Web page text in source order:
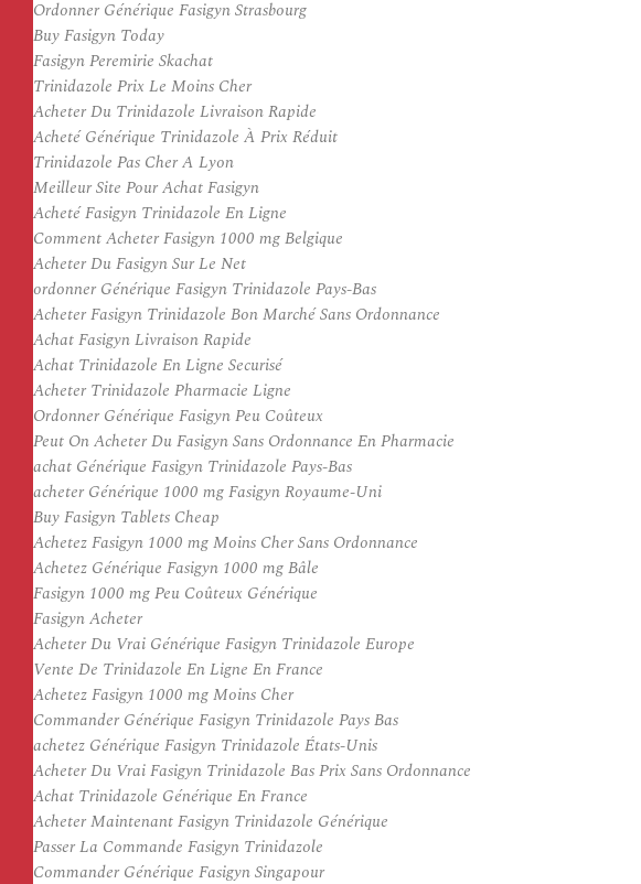
Ordonner Générique Fasigyn Strasbourg
Buy Fasigyn Today
Fasigyn Peremirie Skachat
Trinidazole Prix Le Moins Cher
Acheter Du Trinidazole Livraison Rapide
Acheté Générique Trinidazole À Prix Réduit
Trinidazole Pas Cher A Lyon
Meilleur Site Pour Achat Fasigyn
Acheté Fasigyn Trinidazole En Ligne
Comment Acheter Fasigyn 1000 mg Belgique
Acheter Du Fasigyn Sur Le Net
ordonner Générique Fasigyn Trinidazole Pays-Bas
Acheter Fasigyn Trinidazole Bon Marché Sans Ordonnance
Achat Fasigyn Livraison Rapide
Achat Trinidazole En Ligne Securisé
Acheter Trinidazole Pharmacie Ligne
Ordonner Générique Fasigyn Peu Coûteux
Peut On Acheter Du Fasigyn Sans Ordonnance En Pharmacie
achat Générique Fasigyn Trinidazole Pays-Bas
acheter Générique 1000 mg Fasigyn Royaume-Uni
Buy Fasigyn Tablets Cheap
Achetez Fasigyn 1000 mg Moins Cher Sans Ordonnance
Achetez Générique Fasigyn 1000 mg Bâle
Fasigyn 1000 mg Peu Coûteux Générique
Fasigyn Acheter
Acheter Du Vrai Générique Fasigyn Trinidazole Europe
Vente De Trinidazole En Ligne En France
Achetez Fasigyn 1000 mg Moins Cher
Commander Générique Fasigyn Trinidazole Pays Bas
achetez Générique Fasigyn Trinidazole États-Unis
Acheter Du Vrai Fasigyn Trinidazole Bas Prix Sans Ordonnance
Achat Trinidazole Générique En France
Acheter Maintenant Fasigyn Trinidazole Générique
Passer La Commande Fasigyn Trinidazole
Commander Générique Fasigyn Singapour